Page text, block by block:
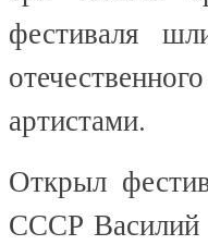
фестиваля
артистами.
Открыл
СССР Василий